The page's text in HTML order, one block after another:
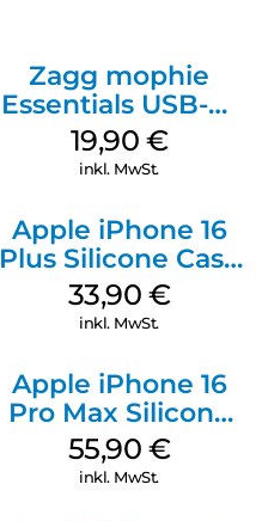
Zagg mophie
Essentials USB-C-
20W Charger PD
Weiß
19,90 €
inkl. MwSt.
Apple iPhone 16
Plus Silicone Case
MagSafe Lake
Green
33,90 €
inkl. MwSt.
Apple iPhone 16
Pro Max Silicone
Case MagSafe
Stone Gray
55,90 €
inkl. MwSt.